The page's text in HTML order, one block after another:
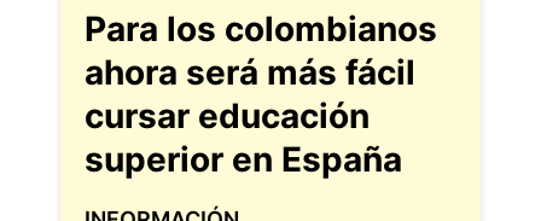
Para los colombianos
ahora será más fácil
cursar educación
superior en España